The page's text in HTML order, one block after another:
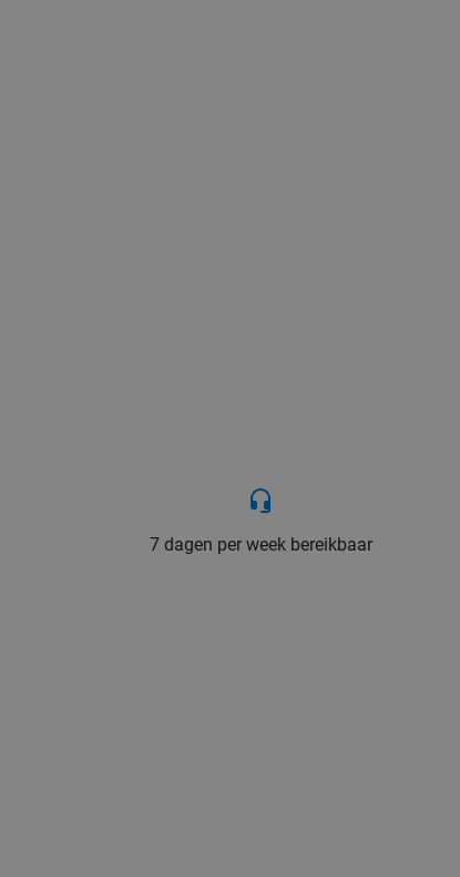
7 dagen per week bereikbaar